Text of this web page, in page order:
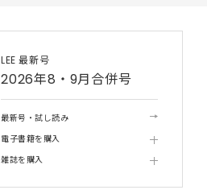
LEE 最新号
2026年8・9月合併号
最新号・試し読み
電子書籍を購入
雑誌を購入